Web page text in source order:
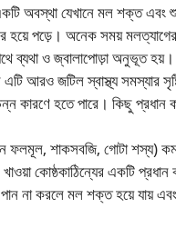
অবস্থা যেখানে মল শক্ত এবং
হয়ে পড়ে। অনেক সময়
ব্যথা ও জ্বালাপোড়া অনুভূত হয়।
এটি আরও জটিল স্বাস্থ্য সমস্যার
কারণে হতে পারে। কিছু প্রধান
ফলমূল, শাকসবজি, গোটা শস্য) কম
খাওয়া কোষ্ঠকাঠিন্যের একটি
পান না করলে মল শক্ত হয়ে যায়